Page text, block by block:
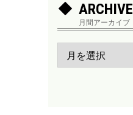
ARCHIVE
月間アーカイブ